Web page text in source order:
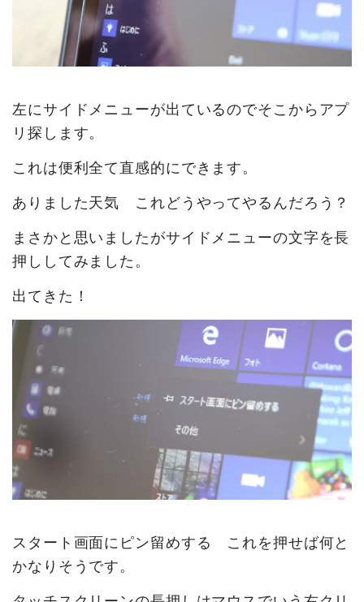
左にサイドメニューが出ているのでそこからアプ
リ探します。
これは便利全て直感的にできます。
ありました天気 これどうやってやるんだろう？
まさかと思いましたがサイドメニューの文字を長
押ししてみました。
出てきた！
スタート画面にピン留めする これを押せば何と
かなりそうです。